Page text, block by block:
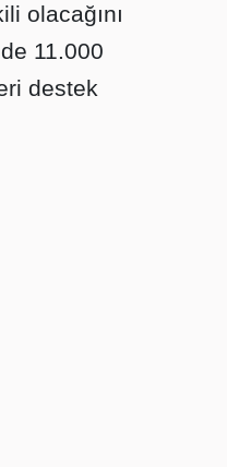
olacağını
11.000
destek